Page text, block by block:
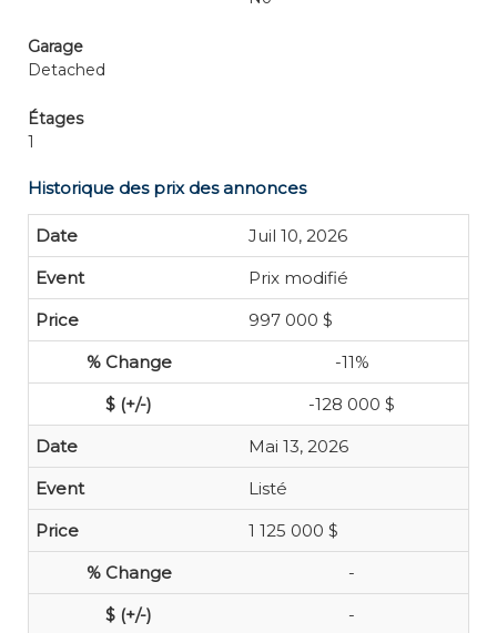
Garage
Detached
Étages
1
Historique des prix des annonces
Juil 10, 2026
Prix modifié
997 000 $
-11%
-128 000 $
Mai 13, 2026
Listé
1 125 000 $
-
-